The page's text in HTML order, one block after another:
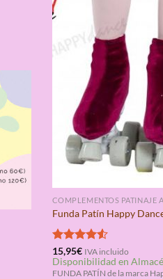
COMPLEMENTOS PATINAJE
Funda Patín Happy
Valorado
con4.50
de 5
15,95€ IVA incluido
Disponibilidad en
FUNDA PATÍN de la marca